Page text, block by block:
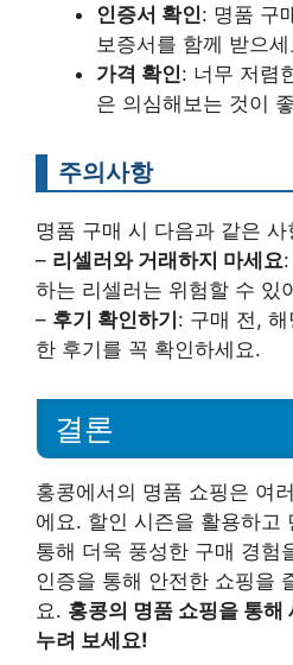
인증서 확인: 명품 구
보증서를 함께 받으
가격 확인: 너무 저렴
은 의심해보는 것이
주의사항
명품 구매 시 다음과 같은
– 리셀러와 거래하지 마세요
하는 리셀러는 위험할 수 있
– 후기 확인하기: 구매 전,
한 후기를 꼭 확인하세요.
결론
홍콩에서의 명품 쇼핑은 여
에요. 할인 시즌을 활용하고
통해 더욱 풍성한 구매 경험
인증을 통해 안전한 쇼핑을
요. 홍콩의 명품 쇼핑을 통
누려 보세요!